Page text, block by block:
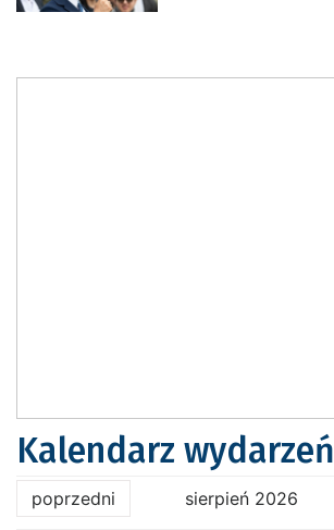
Kalendarz wydarzeń
poprzedni sierpień 2026